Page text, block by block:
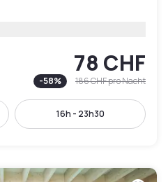
78 CHF
-58% 186 CHFpro Nacht
16h - 23h30